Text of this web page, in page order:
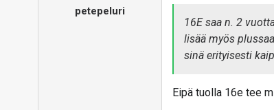
petepeluri
16E saa n. 2
lisää myös
sinä erityisesti
Eipä tuolla 16e tee